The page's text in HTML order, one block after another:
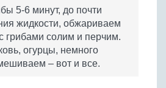
5-6 минут, до почти
жидкости, обжариваем
грибами солим и перчим.
огурцы, немного
– вот и все.